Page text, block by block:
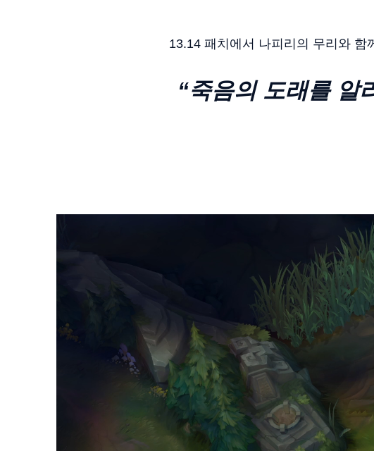
13.14 패치에서 나피리의 무리와 함
“죽음의 도래를 알